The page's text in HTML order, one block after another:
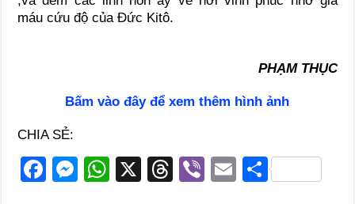
máu cứu độ của Đức Kitô.
PHẠM THỤC
Bấm vào đây để xem thêm hình ảnh
CHIA SẺ:
F
M
W
X
T
Vi
E S